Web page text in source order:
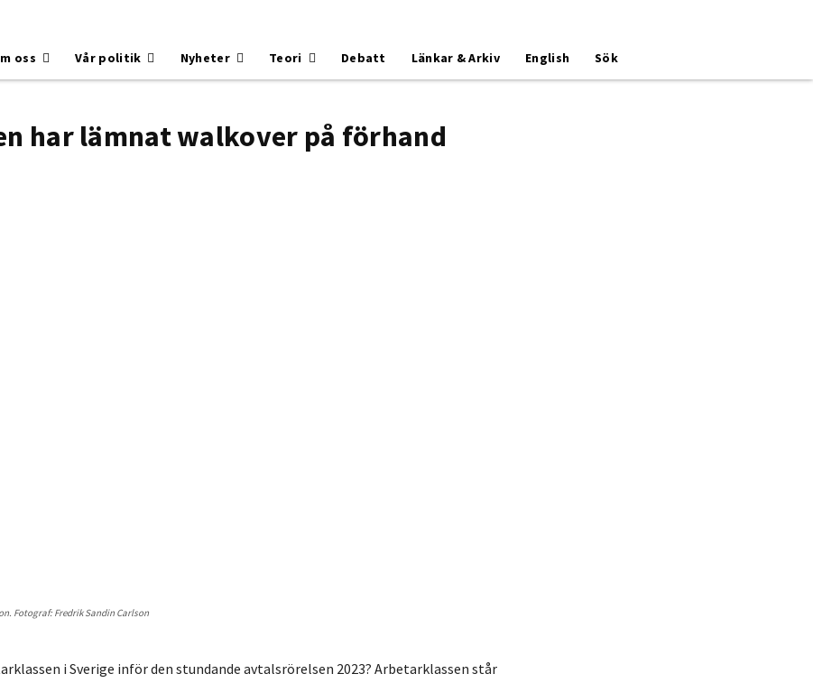
oss Vår politik Nyheter Teori Debatt Länkar & Arkiv English Sök
har lämnat walkover på förhand
Fotograf: Fredrik Sandin Carlson
i Sverige inför den stundande avtalsrörelsen 2023? Arbetarklassen står